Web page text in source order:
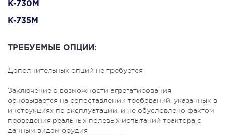
K-730M
K-735M
ТРЕБУЕМЫЕ ОПЦИИ:
Дополнительных опций не требуется
Заключение о возможности агрегатирования
основывается на сопоставлении требований, указанных в
инструкциях по эксплуатации, и не обусловлено фактом
проведения реальных полевых испытаний трактора с
данным видом орудия